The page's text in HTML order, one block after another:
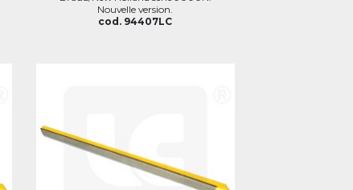
Nouvelle version.
cod. 94407LC